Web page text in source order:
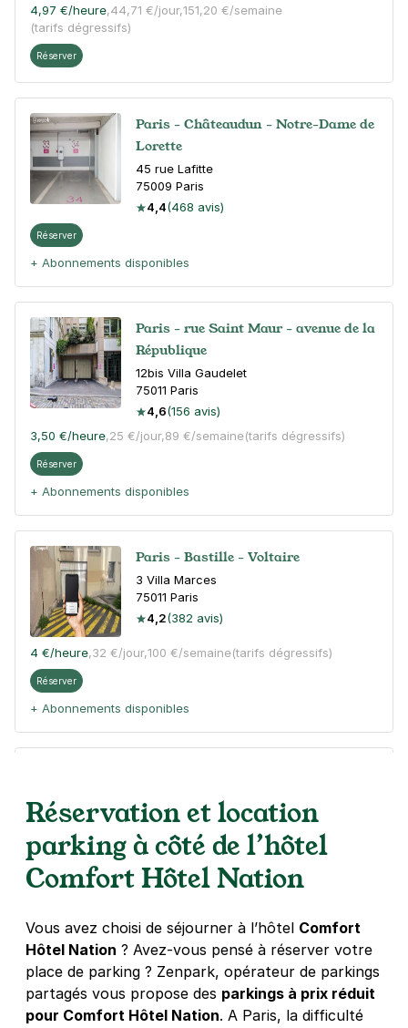
4,97 €/heure,44,71 €/jour,151,20 €/semaine
(tarifs dégressifs)
Réserver
Paris - Châteaudun - Notre-Dame de
Lorette
45 rue Lafitte
75009 Paris
4,4(468 avis)
Réserver
+ Abonnements disponibles
Paris - rue Saint Maur - avenue de la
République
12bis Villa Gaudelet
75011 Paris
4,6(156 avis)
3,50 €/heure,25 €/jour,89 €/semaine(tarifs dégressifs)
Réserver
+ Abonnements disponibles
Paris - Bastille - Voltaire
3 Villa Marces
75011 Paris
4,2(382 avis)
4 €/heure,32 €/jour,100 €/semaine(tarifs dégressifs)
Réserver
+ Abonnements disponibles
75011Paris
(152 avis)
4 € ,32 €/jour,100 €/semaine (tarifs dégressifs)
+ Abonnements disponibles
Paris - Bastille - Roquette Intérieur
33 rue de la Roquette
Réservation et location
parking à côté de l’hôtel
Comfort Hôtel Nation
Vous avez choisi de séjourner à l’hôtel Comfort
Hôtel Nation ? Avez-vous pensé à réserver votre
place de parking ? Zenpark, opérateur de parkings
partagés vous propose des parkings à prix réduit
pour Comfort Hôtel Nation. A Paris, la difficulté